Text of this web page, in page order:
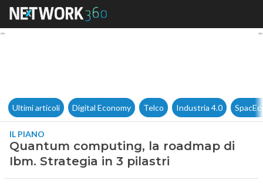
Quantum computing, la
Ultimi articoli Digital Economy Telco Industria 4.0
IL PIANO
Quantum computing, la roadmap di
Ibm. Strategia in 3 pilastri